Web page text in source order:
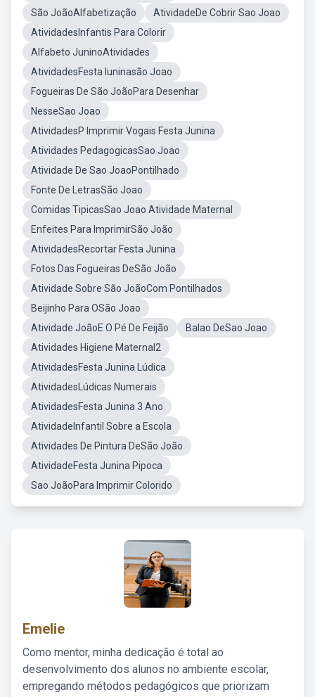
São JoãoAlfabetização
AtividadeDe Cobrir Sao Joao
AtividadesInfantis Para Colorir
Alfabeto JuninoAtividades
AtividadesFesta Iuninasão Joao
Fogueiras De São JoãoPara Desenhar
NesseSao Joao
AtividadesP Imprimir Vogais Festa Junina
Atividades PedagogicasSao Joao
Atividade De Sao JoaoPontilhado
Fonte De LetrasSão Joao
Comidas TipicasSao Joao Atividade Maternal
Enfeites Para ImprimirSão João
AtividadesRecortar Festa Junina
Fotos Das Fogueiras DeSão João
Atividade Sobre São JoãoCom Pontilhados
Beijinho Para OSão Joao
Atividade JoãoE O Pé De Feijão
Balao DeSao Joao
Atividades Higiene Maternal2
AtividadesFesta Junina Lúdica
AtividadesLúdicas Numerais
AtividadesFesta Junina 3 Ano
AtividadeInfantil Sobre a Escola
Atividades De Pintura DeSão João
AtividadeFesta Junina Pipoca
Sao JoãoPara Imprimir Colorido
Emelie
Como mentor, minha dedicação é total ao
desenvolvimento dos alunos no ambiente escolar,
empregando métodos pedagógicos que priorizam